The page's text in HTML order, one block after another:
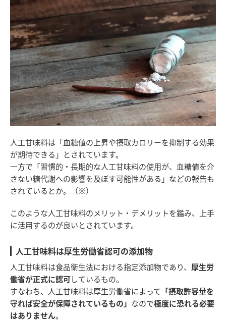
人工甘味料は「血糖値の上昇や摂取カロリーを抑制する効果
が期待できる」とされています。
一方で「習慣的・長期的な人工甘味料の使用が、血糖値を介
さない糖代謝への影響を及ぼす可能性がある」などの報告も
されているとか。（※）
このような人工甘味料のメリット・デメリットを鑑み、上手
に活用するのが良いとされています。
人工甘味料は厚生労働省認可の添加物
人工甘味料は食品衛生法における指定添加物であり、 厚生労
働省が正式に認可しているもの。
すなわち、人工甘味料は厚生労働省によって 「摂取許容量を
守れば安全が保障されているもの」 なので極度に恐れる必要
はありません。